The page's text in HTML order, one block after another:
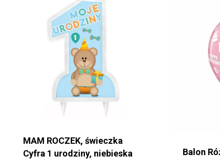
MAM ROCZEK, świeczka
Cyfra 1 urodziny, niebieska
Balon